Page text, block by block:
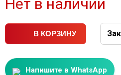
Нет в наличии
В КОРЗИНУ
Напишите в WhatsApp